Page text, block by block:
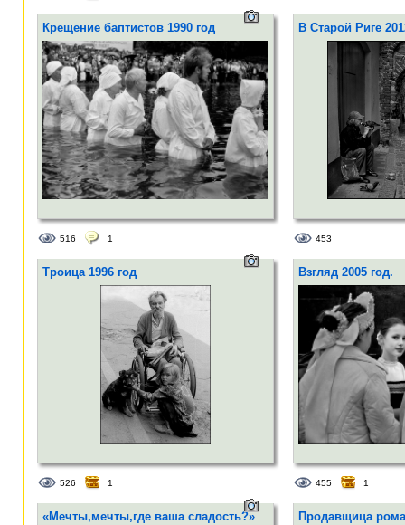
Крещение баптистов 1990 год
516 1
В Старой Риге
453
Троица 1996 год
526 1
Взгляд 2005 год.
455 1
«Мечты,мечты,где ваша сладость?»
Продавщица